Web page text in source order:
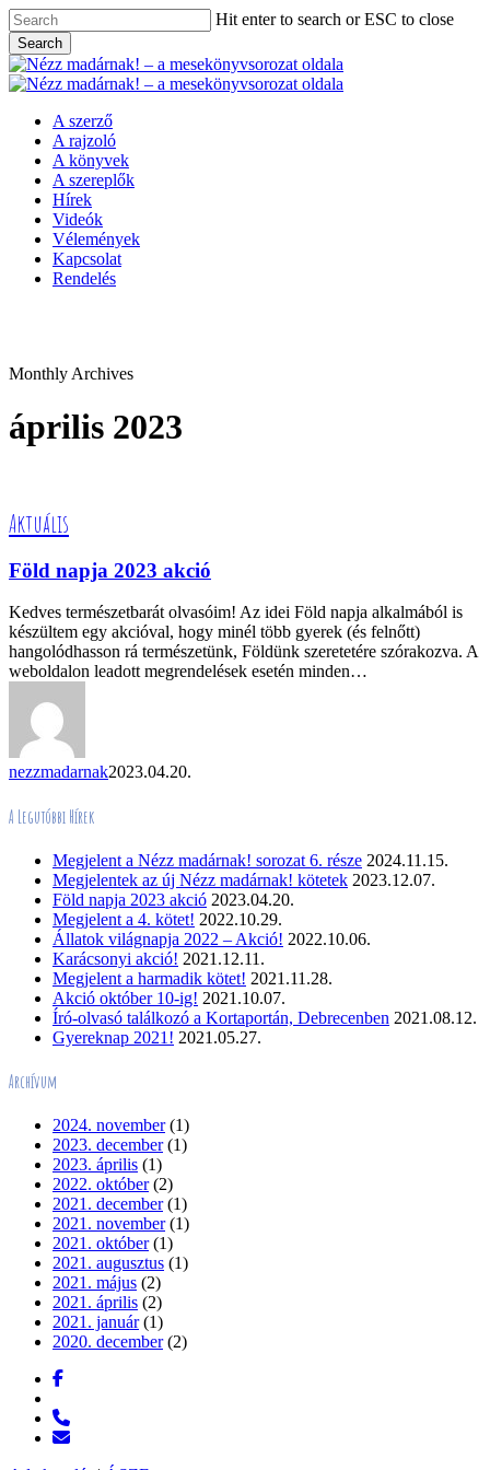
Skip
to
main
content
Hit enter to search or ESC to close
Search
Close
Search
Menu
A szerző
A rajzoló
A könyvek
A szereplők
Hírek
Videók
Vélemények
Kapcsolat
Rendelés
Monthly Archives
április 2023
Föld
napja
akció
Aktuális
Föld napja 2023 akció
Kedves természetbarát olvasóim! Az idei Föld napja alkalmából is
készültem egy akcióval, hogy minél több gyerek (és felnőtt)
hangolódhasson rá természetünk, Földünk szeretetére szórakozva. A
weboldalon leadott megrendelések esetén minden…
nezzmadarnak2023.04.20.
A Legutóbbi Hírek
Megjelent a Nézz madárnak! sorozat 6. része 2024.11.15.
Megjelentek az új Nézz madárnak! kötetek 2023.12.07.
Föld napja 2023 akció 2023.04.20.
Megjelent a 4. kötet! 2022.10.29.
Állatok világnapja 2022 – Akció! 2022.10.06.
Karácsonyi akció! 2021.12.11.
Megjelent a harmadik kötet! 2021.11.28.
Akció október 10-ig! 2021.10.07.
Író-olvasó találkozó a Kortaportán, Debrecenben 2021.08.12.
Gyereknap 2021! 2021.05.27.
Archívum
2024. november(1)
2023. december(1)
2023. április (1)
2022. október(2)
2021. december(1)
2021. november(1)
2021. október(1)
2021. augusztus (1)
2021. május (2)
2021. április (2)
2021. január(1)
2020. december(2)
facebook
phone
email